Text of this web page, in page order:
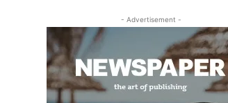
- Advertisement -